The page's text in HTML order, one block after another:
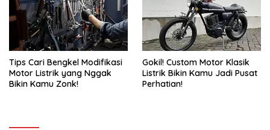
Tips Cari Bengkel Modifikasi
Motor Listrik yang Nggak
Bikin Kamu Zonk!
Gokil! Custom Motor Klasik
Listrik Bikin Kamu Jadi Pusat
Perhatian!